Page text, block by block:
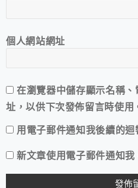
個人網站網址
在瀏覽器中儲存顯示名稱
址，以供下次發佈留言時使用
用電子郵件通知我後續的迴
新文章使用電子郵件通知我